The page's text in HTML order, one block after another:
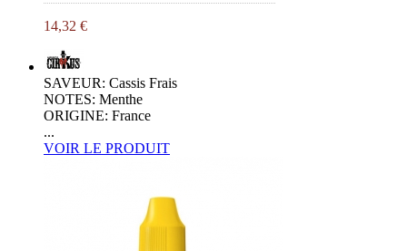
14,32 €
SAVEUR: Cassis Frais
NOTES: Menthe
ORIGINE: France
...
VOIR LE PRODUIT